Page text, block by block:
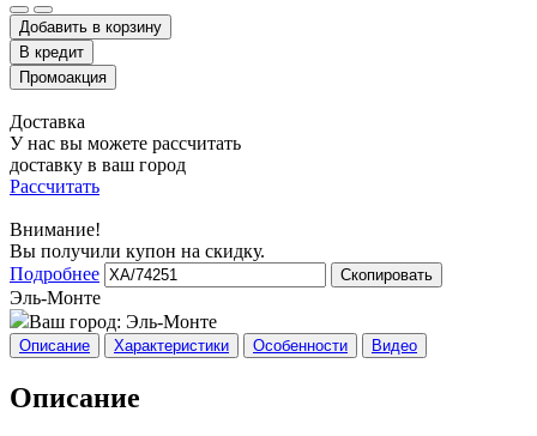
Добавить в корзину
Доставка
У нас вы можете рассчитать
доставку в ваш город
Рассчитать
Внимание!
Вы получили купон на скидку.
Подробнее
Скопировать
Эль-Монте
Ваш город: Эль-Монте
Описание Характеристики Особенности Видео
Описание